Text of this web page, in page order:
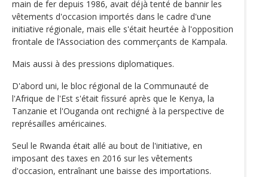
main de fer depuis 1986, avait déjà tenté de bannir les
vêtements d'occasion importés dans le cadre d'une
initiative régionale, mais elle s'était heurtée à l'opposition
frontale de l’Association des commerçants de Kampala.
Mais aussi à des pressions diplomatiques.
D'abord uni, le bloc régional de la Communauté de
l'Afrique de l'Est s'était fissuré après que le Kenya, la
Tanzanie et l'Ouganda ont rechigné à la perspective de
représailles américaines.
Seul le Rwanda était allé au bout de l'initiative, en
imposant des taxes en 2016 sur les vêtements
d'occasion, entraînant une baisse des importations.